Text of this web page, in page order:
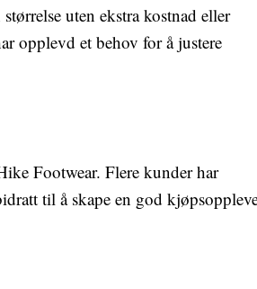
uten ekstra kostnad eller
opplevd et behov for å justere
Footwear. Flere kunder har
til å skape en god